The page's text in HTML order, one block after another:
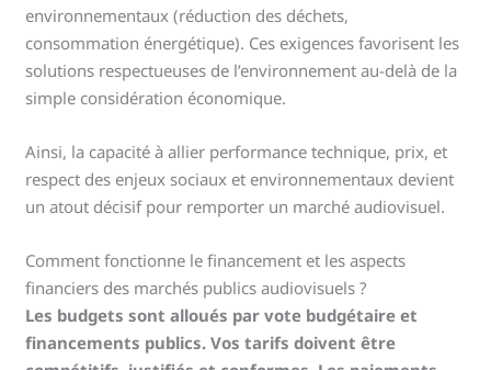
environnementaux (réduction des déchets,
consommation énergétique). Ces exigences favorisent les
solutions respectueuses de l’environnement au-delà de la
simple considération économique.
Ainsi, la capacité à allier performance technique, prix, et
respect des enjeux sociaux et environnementaux devient
un atout décisif pour remporter un marché audiovisuel.
Comment fonctionne le financement et les aspects
financiers des marchés publics audiovisuels ?
Les budgets sont alloués par vote budgétaire et
financements publics. Vos tarifs doivent être